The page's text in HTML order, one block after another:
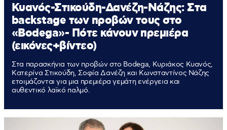
Κυανός-Στικούδη-Δανέζη-Νάζης: Στα
backstage των προβών τους στο
«Bodega»- Πότε κάνουν πρεμιέρα
(εικόνες+βίντεο)
Στα παρασκήνια των προβών στο Bodega, Κυριάκος Κυανός,
Κατερίνα Στικούδη, Σοφία Δανέζη και Κωνσταντίνος Νάζης
ετοιμάζονται για μια πρεμιέρα γεμάτη ενέργεια και
αυθεντικό λαϊκό παλμό.